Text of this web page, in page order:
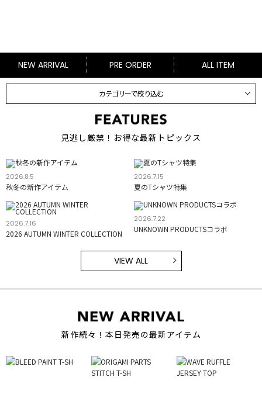
NEW ARRIVAL PRE ORDER ALL ITEM
カテゴリーで絞り込む
見逃し厳禁！お得な最新トピックス
2026.8.5
秋冬の新作アイテム
2026.7.15
夏のTシャツ特集
2026.7.16
2026 AUTUMN WINTER COLLECTION
2026.7.22
UNKNOWN PRODUCTSコラボ
VIEW ALL
新作続々！本日発売の最新アイテム